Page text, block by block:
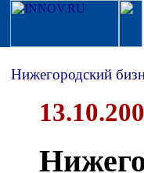
Нижегородский